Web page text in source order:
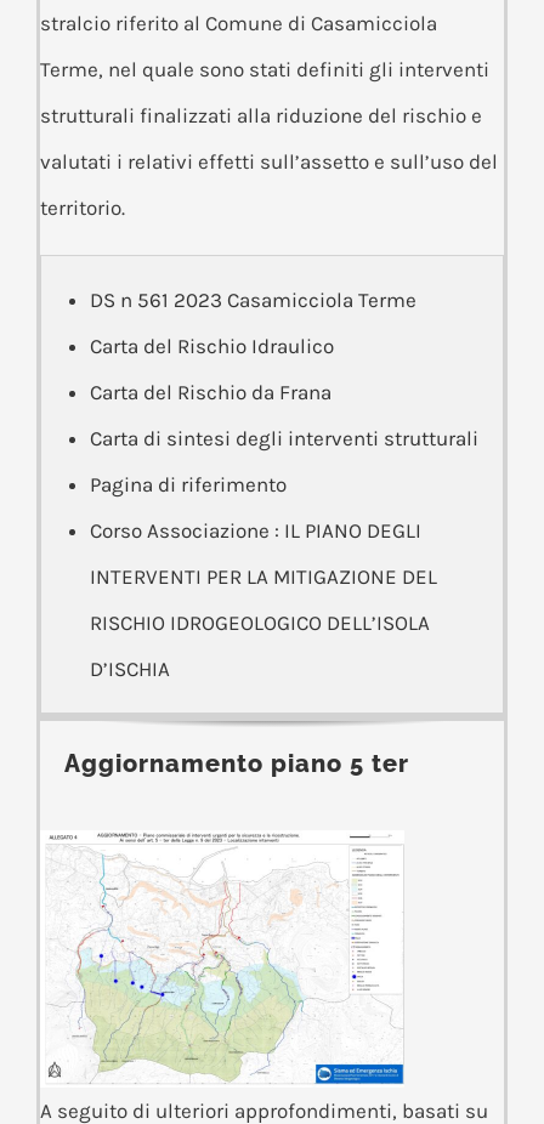
stralcio riferito al Comune di Casamicciola
Terme, nel quale sono stati definiti gli interventi
strutturali finalizzati alla riduzione del rischio e
valutati i relativi effetti sull’assetto e sull’uso del
territorio.
DS n 561 2023 Casamicciola Terme
Carta del Rischio Idraulico
Carta del Rischio da Frana
Carta di sintesi degli interventi strutturali
Pagina di riferimento
Corso Associazione : IL PIANO DEGLI
INTERVENTI PER LA MITIGAZIONE DEL
RISCHIO IDROGEOLOGICO DELL’ISOLA
D’ISCHIA
Aggiornamento piano 5 ter
A seguito di ulteriori approfondimenti, basati su